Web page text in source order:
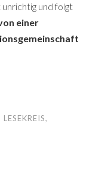
und folgt
einer
LESEKREIS,